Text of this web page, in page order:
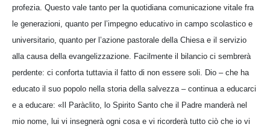
profezia. Questo vale tanto per la quotidiana comunicazione vitale fra
le generazioni, quanto per l’impegno educativo in campo scolastico e
universitario, quanto per l’azione pastorale della Chiesa e il servizio
alla causa della evangelizzazione. Facilmente il bilancio ci sembrerà
perdente: ci conforta tuttavia il fatto di non essere soli. Dio – che ha
educato il suo popolo nella storia della salvezza – continua a educarci
e a educare: «Il Paràclito, lo Spirito Santo che il Padre manderà nel
mio nome, lui vi insegnerà ogni cosa e vi ricorderà tutto ciò che io vi